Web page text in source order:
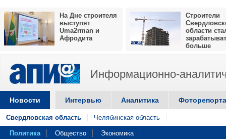
На Дне строителя
выступят
Uma2rman и
Афродита
Строители
области
больше
Информационно-
Новости Интервью Аналитика
Свердловская область Челябинская область
Политика Общество Экономика